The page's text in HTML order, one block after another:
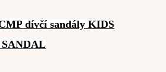
dívčí sandály KIDS